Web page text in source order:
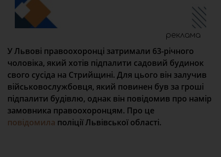
реклама
У Львові правоохоронці затримали 63-річного
чоловіка, який хотів підпалити садовий будинок
свого сусіда на Стрийщині. Для цього він залучив
військовослужбовця, який повинен був за гроші
підпалити будівлю, однак він повідомив про намір
замовника правоохоронцям. Про це
повідомила поліції Львівської області.